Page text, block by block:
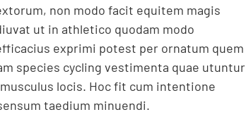
non modo facit equitem magis
ut in athletico quodam modo
exprimi potest per ornatum quem
species cycling vestimenta quae utuntur
locis. Hoc fit cum intentione
taedium minuendi.